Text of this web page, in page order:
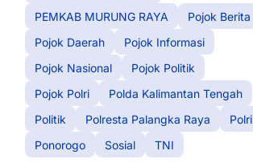
PEMKAB MURUNG RAYA
Pojok Berita
Pojok Daerah
Pojok Informasi
Pojok Nasional
Pojok Politik
Pojok Polri
Polda Kalimantan Tengah
Politik
Polresta Palangka Raya
Polri
Ponorogo
Sosial TNI